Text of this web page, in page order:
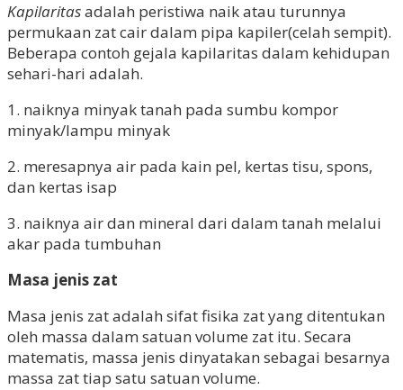
Kapilaritasadalah peristiwa naik atau turunnya
permukaan zat cair dalam pipa kapiler(celah sempit).
Beberapa contoh gejala kapilaritas dalam kehidupan
sehari-hari adalah.
1. naiknya minyak tanah pada sumbu kompor
minyak/lampu minyak
2. meresapnya air pada kain pel, kertas tisu, spons,
dan kertas isap
3. naiknya air dan mineral dari dalam tanah melalui
akar pada tumbuhan
Masa jenis zat
Masa jenis zat adalah sifat fisika zat yang ditentukan
oleh massa dalam satuan volume zat itu. Secara
matematis, massa jenis dinyatakan sebagai besarnya
massa zat tiap satu satuan volume.